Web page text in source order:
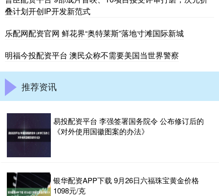
叠计划开创IP开发新范式
乐配网配资官网 鲜花界“奥特莱斯”落地寸滩国际新城
明福今投配资平台 澳民众称不需要美国当世界警察
推荐资讯
易投配资平台 李强签署国务院令 公布修订后的
《对外使用国徽图案的办法》
银华配资APP下载 9月26日六福珠宝黄金价格
1098元/克